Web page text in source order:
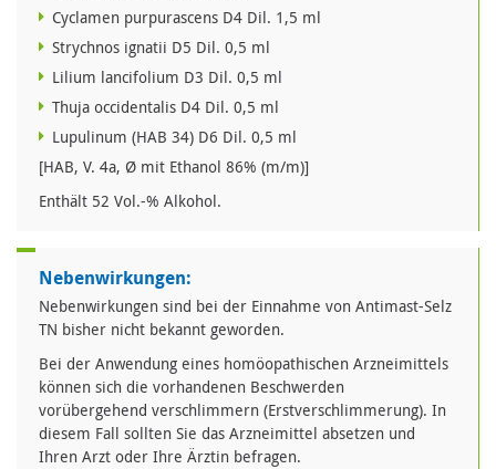
Cyclamen purpurascens D4 Dil. 1,5 ml
Strychnos ignatii D5 Dil. 0,5 ml
Lilium lancifolium D3 Dil. 0,5 ml
Thuja occidentalis D4 Dil. 0,5 ml
Lupulinum (HAB 34) D6 Dil. 0,5 ml
[HAB, V. 4a, Ø mit Ethanol 86% (m/m)]
Enthält 52 Vol.-% Alkohol.
Nebenwirkungen:
Nebenwirkungen sind bei der Einnahme von Antimast-Selz
TN bisher nicht bekannt geworden.
Bei der Anwendung eines homöopathischen Arzneimittels
können sich die vorhandenen Beschwerden
vorübergehend verschlimmern (Erstverschlimmerung). In
diesem Fall sollten Sie das Arzneimittel absetzen und
Ihren Arzt oder Ihre Ärztin befragen.